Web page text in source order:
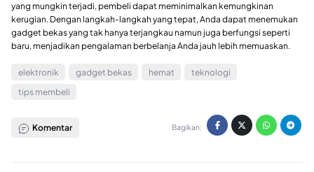
yang mungkin terjadi, pembeli dapat meminimalkan kemungkinan
kerugian. Dengan langkah-langkah yang tepat, Anda dapat menemukan
gadget bekas yang tak hanya terjangkau namun juga berfungsi seperti
baru, menjadikan pengalaman berbelanja Anda jauh lebih memuaskan.
elektronik gadget bekas hemat
teknologi
tips membeli
Komentar Bagikan: